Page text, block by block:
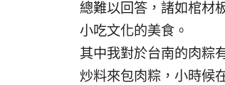
總難以回答，諸如棺材
小吃文化的美食。
其中我對於台南的肉粽
炒料來包肉粽，小時候